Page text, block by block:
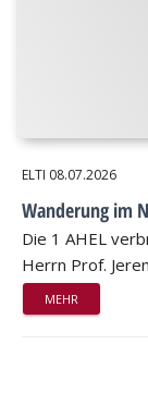
ELTI 08.07.2026
Wanderung im
Die 1 AHEL
Herrn Prof.
MEHR